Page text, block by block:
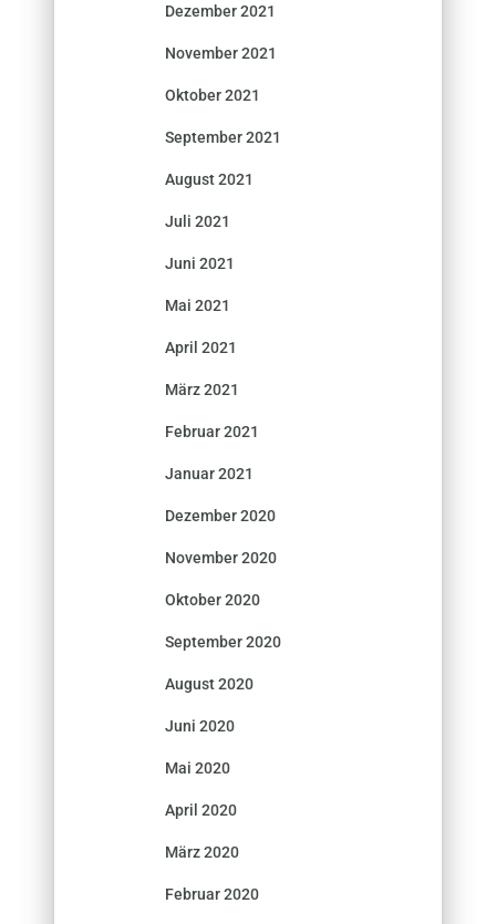
Dezember 2021
November 2021
Oktober 2021
September 2021
August 2021
Juli 2021
Juni 2021
Mai 2021
April 2021
März 2021
Februar 2021
Januar 2021
Dezember 2020
November 2020
Oktober 2020
September 2020
August 2020
Juni 2020
Mai 2020
April 2020
März 2020
Februar 2020